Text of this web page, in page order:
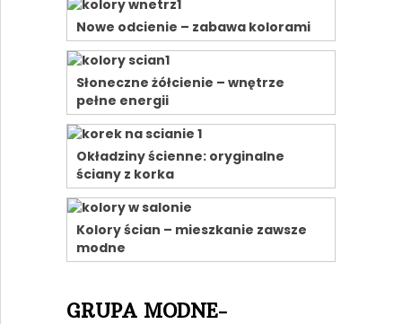
Nowe odcienie – zabawa kolorami
Słoneczne żółcienie – wnętrze
pełne energii
Okładziny ścienne: oryginalne
ściany z korka
Kolory ścian – mieszkanie zawsze
modne
GRUPA MODNE-